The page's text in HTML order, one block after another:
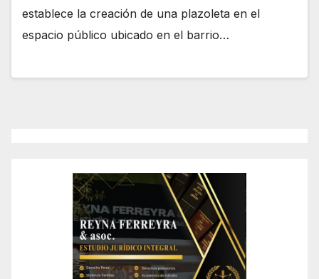
establece la creación de una plazoleta en el
espacio público ubicado en el barrio…